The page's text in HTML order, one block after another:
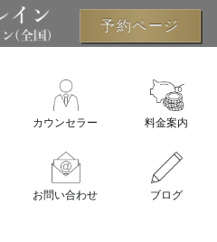
カウンセラー 料金案内
お問い合わせ ブログ
予約ページ